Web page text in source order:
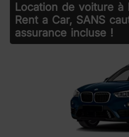
Location de voiture à
Rent a Car, SANS
assurance incluse !